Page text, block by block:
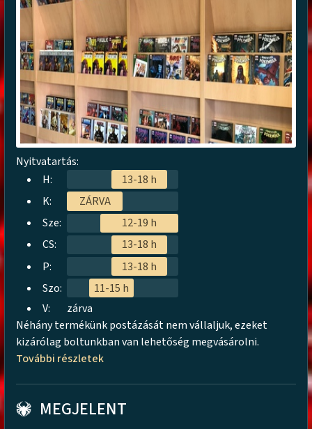
Nyitvatartás:
H:
13-18 h
K:
ZÁRVA
Sze:
12-19 h
CS:
13-18 h
P:
13-18 h
Szo:
11-15 h
V:
zárva
Néhány termékünk postázását nem vállaljuk, ezeket
kizárólag boltunkban van lehetőség megvásárolni.
További részletek
MEGJELENT